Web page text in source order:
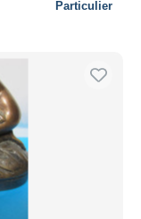
Particulier